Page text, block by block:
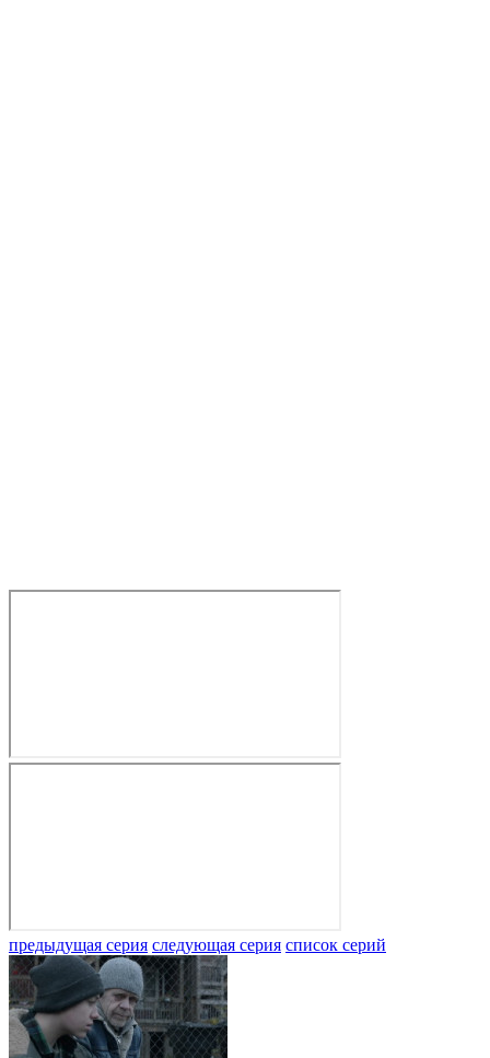
предыдущая серия следующая серия список серий